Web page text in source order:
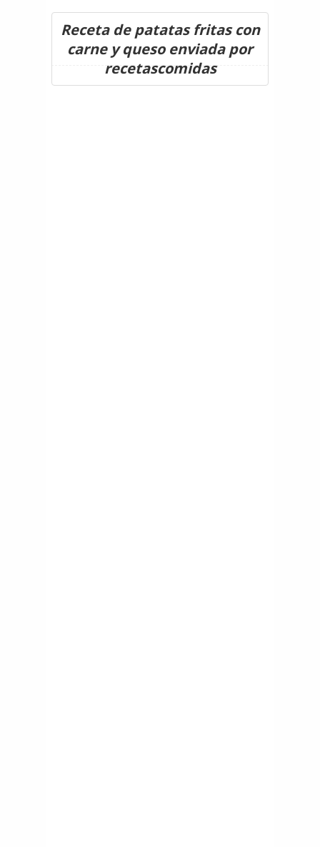
Receta de patatas fritas con
carne y queso enviada por
recetascomidas